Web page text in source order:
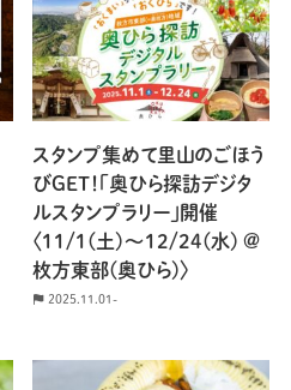
スタンプ集めて里山のごほう
びGET！「奥ひら探訪デジタ
ルスタンプラリー」開催
〈11/1(土)〜12/24(水) @
枚方東部(奥ひら)〉
2025.11.01-